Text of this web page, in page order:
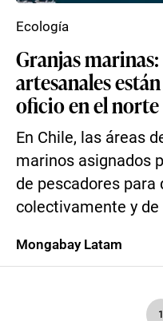
Granjas
artesanales
oficio en el
En Chile, las áreas
marinos asignados
de pescadores para
colectivamente y de
Ecología
Mongabay Latam
1